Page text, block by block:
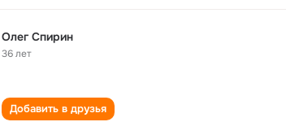
Олег Спирин
36 лет
Добавить в друзья